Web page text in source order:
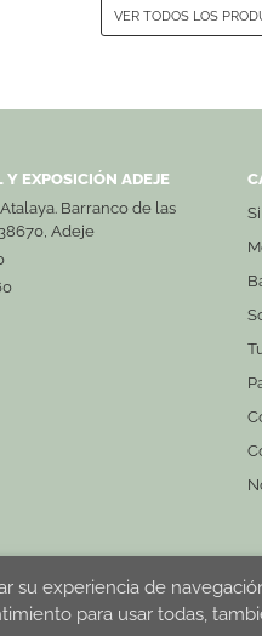
VER TODOS LOS
Y EXPOSICIÓN ADEJE
Barranco de las
Adeje
Política de privacidad
su experiencia de
para usar todas,